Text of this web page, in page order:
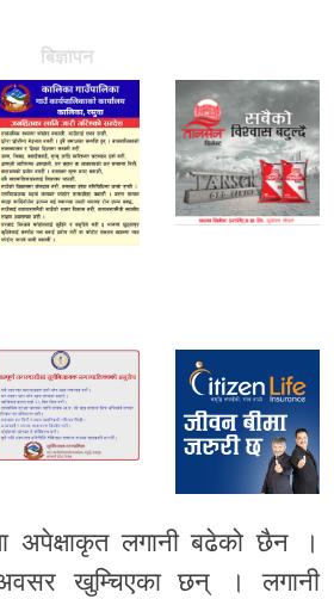
बिज्ञापन
अपेक्षाकृत लगानी बढेको छैन ।
अवसर खुम्चिएका छन् । लगानी